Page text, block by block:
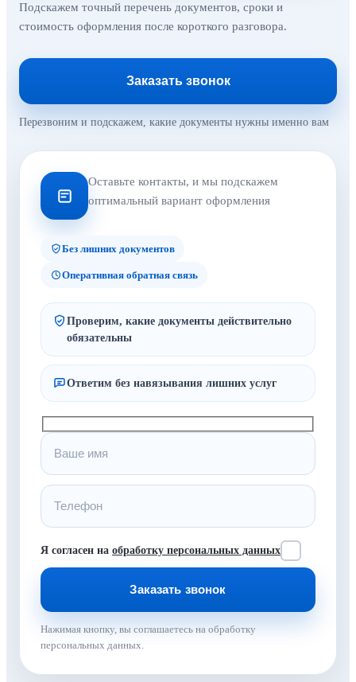
Подскажем точный перечень документов, сроки и
стоимость оформления после короткого разговора.
Заказать звонок
Перезвоним и подскажем, какие документы нужны именно вам
Оставьте контакты, и мы подскажем
оптимальный вариант оформления
Без лишних документов
Оперативная обратная связь
Проверим, какие документы действительно
обязательны
Ответим без навязывания лишних услуг
Я согласен на обработку персональных данных
Нажимая кнопку, вы соглашаетесь на обработку
персональных данных.